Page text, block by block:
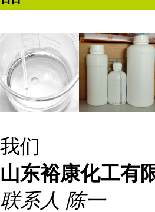
我们
山东裕康化工有
联系人 陈一